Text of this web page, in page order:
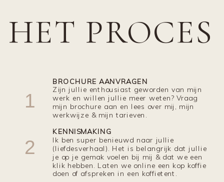
HET PROCES
BROCHURE AANVRAGEN
Zijn jullie enthousiast geworden van mijn
werk en willen jullie meer weten? Vraag
mijn brochure aan en lees over mij, mijn
werkwijze & mijn tarieven.
KENNISMAKING
Ik ben super benieuwd naar jullie
(liefdesverhaal). Het is belangrijk dat jullie
je op je gemak voelen bij mij & dat we een
klik hebben. Laten we online een kop koffie
doen of afspreken in een koffietent.
1
2